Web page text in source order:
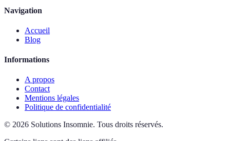
Navigation
Accueil
Blog
Informations
A propos
Contact
Mentions légales
Politique de confidentialité
© 2026 Solutions Insomnie. Tous droits réservés.